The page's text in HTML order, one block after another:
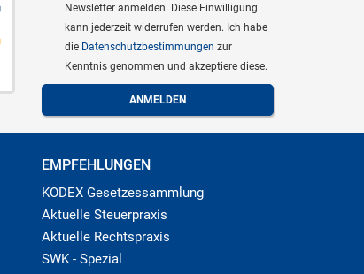
Newsletter anmelden. Diese Einwilligung
kann jederzeit widerrufen werden. Ich habe
die Datenschutzbestimmungen zur
Kenntnis genommen und akzeptiere diese.
EMPFEHLUNGEN
KODEX Gesetzessammlung
Aktuelle Steuerpraxis
Aktuelle Rechtspraxis
SWK - Spezial